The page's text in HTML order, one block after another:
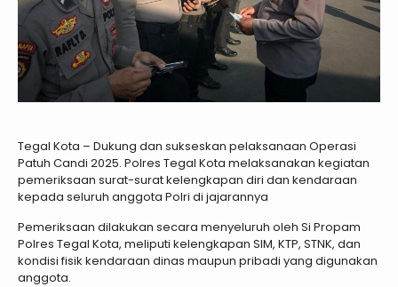
Tegal Kota – Dukung dan sukseskan pelaksanaan Operasi
Patuh Candi 2025. Polres Tegal Kota melaksanakan kegiatan
pemeriksaan surat-surat kelengkapan diri dan kendaraan
kepada seluruh anggota Polri di jajarannya
Pemeriksaan dilakukan secara menyeluruh oleh Si Propam
Polres Tegal Kota, meliputi kelengkapan SIM, KTP, STNK, dan
kondisi fisik kendaraan dinas maupun pribadi yang digunakan
anggota.